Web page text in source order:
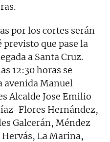
por los cortes serán
previsto que pase la
a Santa Cruz.
12:30 horas se
avenida Manuel
Alcalde Jose Emilio
Flores Hernández,
Galcerán, Méndez
La Marina,